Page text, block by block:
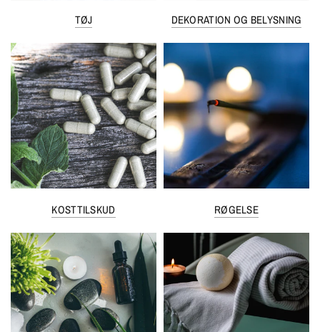
TØJ DEKORATION OG BELYSNING
KOSTTILSKUD RØGELSE